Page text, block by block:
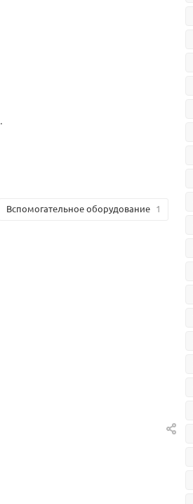
Вспомогательное оборудование 1